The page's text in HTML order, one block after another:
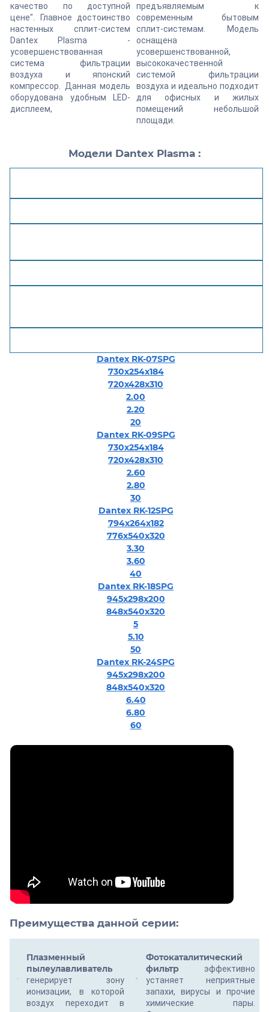
качество по доступной
цене". Главное достоинство
настенных сплит-систем
Dantex Plasma -
усовершенствованная
система фильтрации
воздуха и японский
компрессор. Данная модель
оборудована удобным LED-
дисплеем,
предъявляемым к
современным бытовым
сплит-системам. Модель
оснащена
усовершенствованной,
высококачественной
системой фильтрации
воздуха и идеально подходит
для офисных и жилых
помещений небольшой
площади.
Модели Dantex Plasma :
Dantex RK-07SPG
730x254x184
720x428x310
2.00
2.20
20
Dantex RK-09SPG
730x254x184
720x428x310
2.60
2.80
30
Dantex RK-12SPG
794x264x182
776x540x320
3.30
3.60
40
Dantex RK-18SPG
945x298x200
848x540x320
5
5.10
50
Dantex RK-24SPG
945x298x200
848x540x320
6.40
6.80
60
Преимущества данной серии:
Плазменный
пылеулавливатель
генерирует зону
ионизации, в которой
воздух переходит в
Фотокаталитический
фильтр
эффективно
устаняет неприятные
запахи, вирусы и прочие
химические пары.